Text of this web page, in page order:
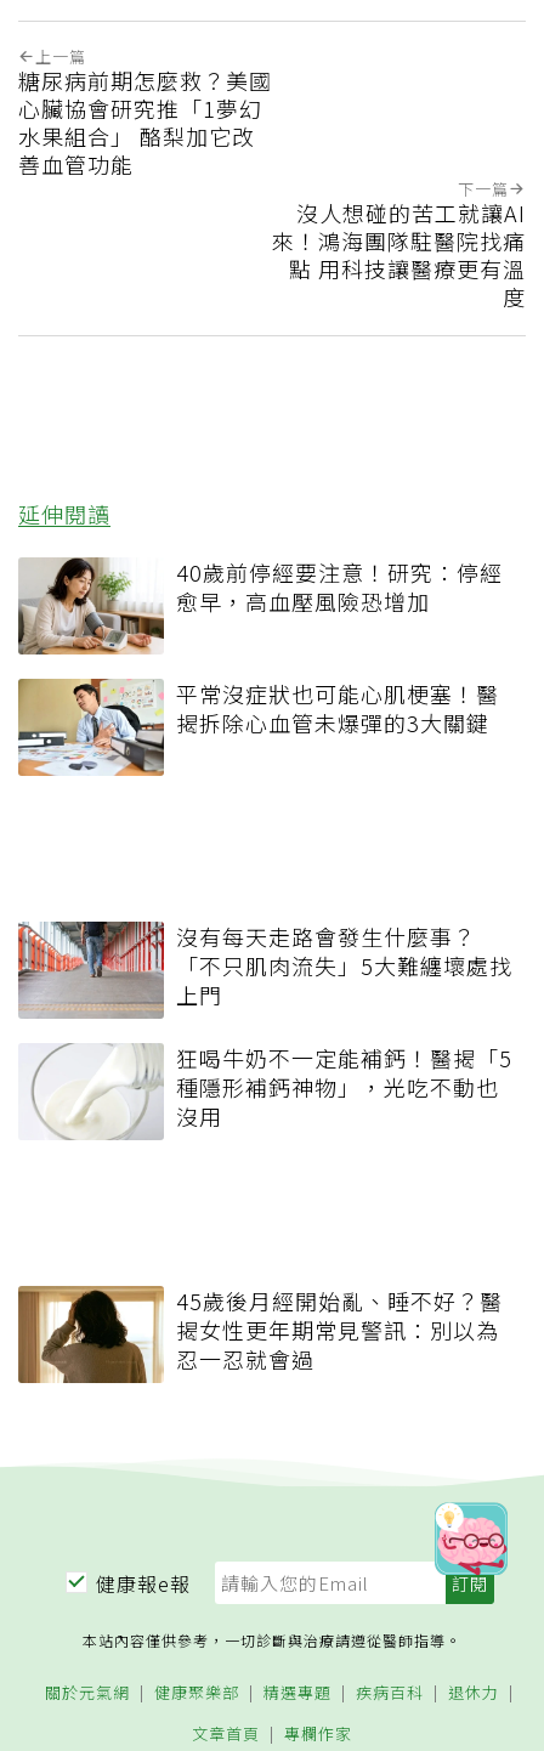
上一篇
糖尿病前期怎麼救？美國
心臟協會研究推「1夢幻
水果組合」 酪梨加它改
善血管功能
下一篇
沒人想碰的苦工就讓AI
來！鴻海團隊駐醫院找痛
點 用科技讓醫療更有溫
度
延伸閱讀
40歲前停經要注意！研究：停經
愈早，高血壓風險恐增加
平常沒症狀也可能心肌梗塞！醫
揭拆除心血管未爆彈的3大關鍵
沒有每天走路會發生什麼事？
「不只肌肉流失」5大難纏壞處找
上門
狂喝牛奶不一定能補鈣！醫揭「5
種隱形補鈣神物」，光吃不動也
沒用
45歲後月經開始亂、睡不好？醫
揭女性更年期常見警訊：別以為
忍一忍就會過
健康報e報
本站內容僅供參考，一切診斷與治療請遵從醫師指導。
關於元氣網 健康聚樂部 精選專題 疾病百科
退休力
文章首頁
專欄作家